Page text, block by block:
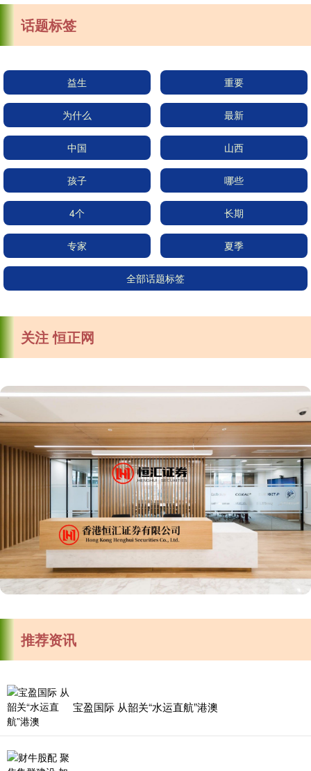
话题标签
益生 重要
为什么 最新
中国 山西
孩子 哪些
4个 长期
专家 夏季
全部话题标签
关注 恒正网
推荐资讯
宝盈国际 从韶关“水运直航”港澳